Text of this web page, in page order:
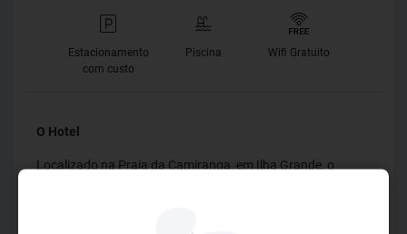
Estacionamento
com custo
Piscina Wifi Gratuito
O Hotel
Localizado na Praia da Camiranga, em Ilha Grande, o